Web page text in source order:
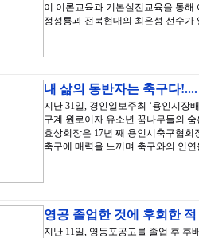
이 이론교육과 기본실전교육을 통
정성룡과 전북현대의 최은성 선수
내 삶의 동반자는 축구다
지난 31일, 경인일보주최 ‘용인시장
구계 원로이자 유소년 꿈나무들의
효상회장은 17년 째 용인시축구협
축구에 매력을 느끼며 축구와의 인
영공 졸업한 것에 후회한
지난 11일, 영등포공고를 졸업 후 후